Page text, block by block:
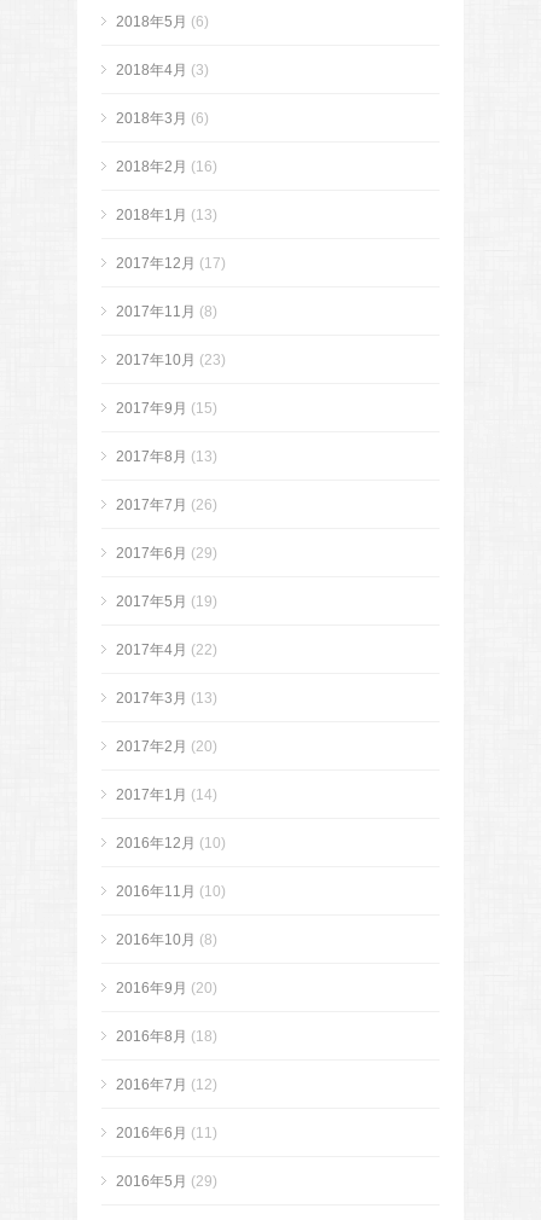
2018年5月 (6)
2018年4月 (3)
2018年3月 (6)
2018年2月 (16)
2018年1月 (13)
2017年12月 (17)
2017年11月 (8)
2017年10月 (23)
2017年9月 (15)
2017年8月 (13)
2017年7月 (26)
2017年6月 (29)
2017年5月 (19)
2017年4月 (22)
2017年3月 (13)
2017年2月 (20)
2017年1月 (14)
2016年12月 (10)
2016年11月 (10)
2016年10月 (8)
2016年9月 (20)
2016年8月 (18)
2016年7月 (12)
2016年6月 (11)
2016年5月 (29)